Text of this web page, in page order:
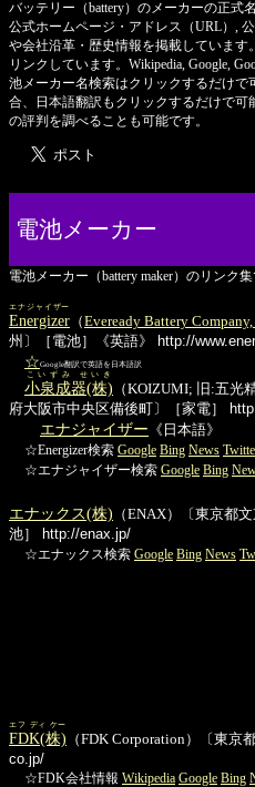
バッテリー（battery）のメーカーの正式
公式ホームページ・アドレス（URL）,
や会社沿革・歴史情報を掲載していま
リンクしています。Wikipedia, Google,
池メーカー名検索はクリックするだけで
合、日本語翻訳もクリックするだけで
の評判を調べることも可能です。
電池メーカー
電池メーカー（battery maker）のリンク集
Energizer
エナジャイザー
（Eveready Battery Company,
州〕［電池］《英語》
http://
☆Google翻訳で英語を日本語訳
小泉成器(株)
こいずみ せいき
（KOIZUMI; 旧:五光
府大阪市中央区備後町〕［家電］
エナジャイザー 《日本語》
☆Energizer検索 Google Bing News
☆エナジャイザー検索 Google Bing
エナックス(株) （ENAX）〔東京都
池］
http://enax.jp/
☆エナックス検索 Google Bing News
FDK(株)
エフ ディ ケー
（FDK Corporation）〔東京
co.jp/
☆FDK会社情報 Wikipedia Google Bing